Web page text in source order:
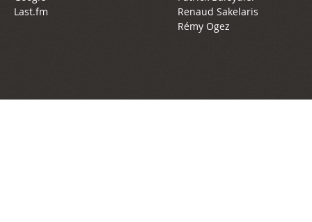
Last.fm
Renaud Sakelaris
Rémy Ogez